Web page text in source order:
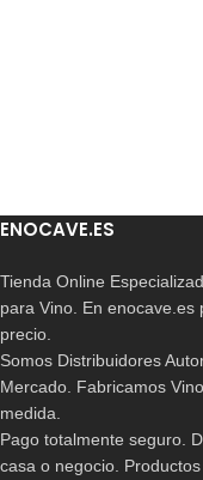
ENOCAVE.ES
Tienda Online
para Vino. En
precio.
Somos Distribuidores
Mercado. Fabricamos
medida.
Pago totalmente seguro.
casa o negocio.